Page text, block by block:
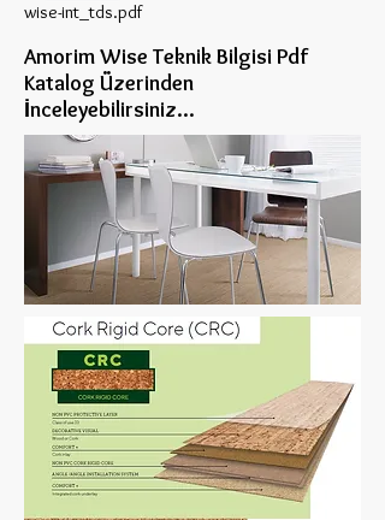
wise-int_tds.pdf
Amorim Wise Teknik Bilgisi Pdf
Katalog Üzerinden
İnceleyebilirsiniz...